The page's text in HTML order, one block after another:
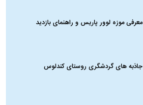
معرفی موزه لوور پاریس و راهنمای بازدید
جاذبه های گردشگری روستای کندلوس